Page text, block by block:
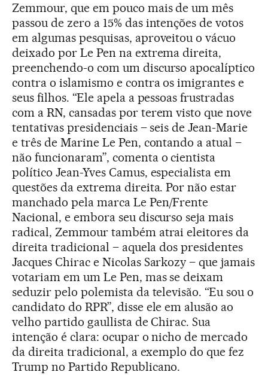
Zemmour, que em pouco mais de um mês
passou de zero a 15% das intenções de votos
em algumas pesquisas, aproveitou o vácuo
deixado por Le Pen na extrema direita,
preenchendo-o com um discurso apocalíptico
contra o islamismo e contra os imigrantes e
seus filhos. “Ele apela a pessoas frustradas
com a RN, cansadas por terem visto que nove
tentativas presidenciais – seis de Jean-Marie
e três de Marine Le Pen, contando a atual –
não funcionaram”, comenta o cientista
político Jean-Yves Camus, especialista em
questões da extrema direita. Por não estar
manchado pela marca Le Pen/Frente
Nacional, e embora seu discurso seja mais
radical, Zemmour também atrai eleitores da
direita tradicional – aquela dos presidentes
Jacques Chirac e Nicolas Sarkozy – que jamais
votariam em um Le Pen, mas se deixam
seduzir pelo polemista da televisão. “Eu sou o
candidato do RPR”, disse ele em alusão ao
velho partido gaullista de Chirac. Sua
intenção é clara: ocupar o nicho de mercado
da direita tradicional, a exemplo do que fez
Trump no Partido Republicano.